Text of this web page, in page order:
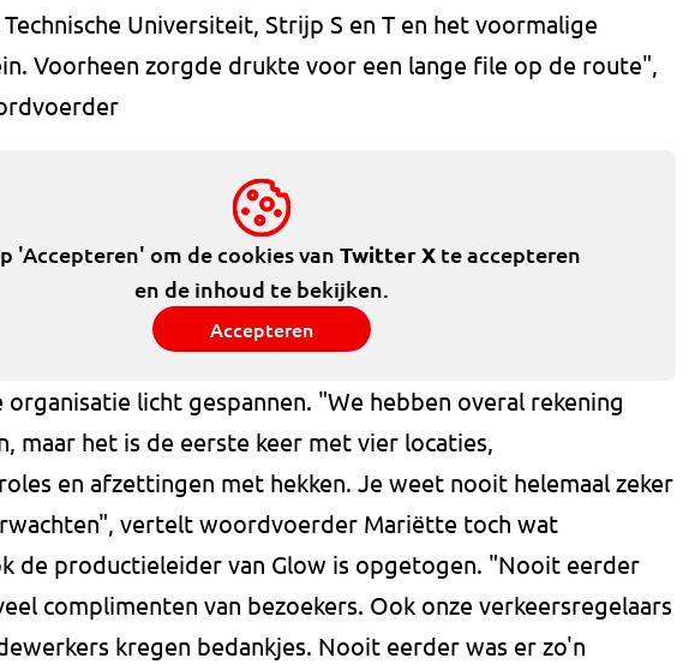
Universiteit, Strijp S en T en het voormalige
Voorheen zorgde drukte voor een lange file op de route",
'Accepteren' om de cookies van Twitter Xte accepteren
en de inhoud te bekijken.
Accepteren
organisatie licht gespannen. "We hebben overal rekening
maar het is de eerste keer met vier locaties,
en afzettingen met hekken. Je weet nooit helemaal zeker
vertelt woordvoerder Mariëtte toch wat
de productieleider van Glow is opgetogen. "Nooit eerder
complimenten van bezoekers. Ook onze verkeersregelaars
kregen bedankjes. Nooit eerder was er zo'n